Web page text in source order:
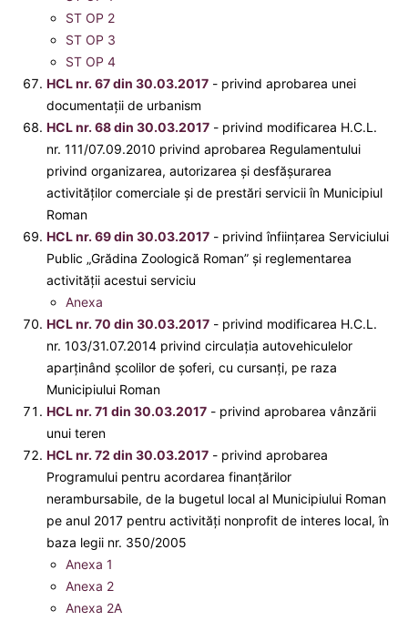
ST OP 2
ST OP 3
ST OP 4
HCL nr. 67 din 30.03.2017 - privind aprobarea unei
documentaţii de urbanism
HCL nr. 68 din 30.03.2017 - privind modificarea H.C.L.
nr. 111/07.09.2010 privind aprobarea Regulamentului
privind organizarea, autorizarea şi desfăşurarea
activităţilor comerciale şi de prestări servicii în Municipiul
Roman
HCL nr. 69 din 30.03.2017 - privind înfiinţarea Serviciului
Public „Grădina Zoologică Roman” şi reglementarea
activităţii acestui serviciu
Anexa
HCL nr. 70 din 30.03.2017 - privind modificarea H.C.L.
nr. 103/31.07.2014 privind circulaţia autovehiculelor
aparţinând şcolilor de şoferi, cu cursanţi, pe raza
Municipiului Roman
HCL nr. 71 din 30.03.2017 - privind aprobarea vânzării
unui teren
HCL nr. 72 din 30.03.2017 - privind aprobarea
Programului pentru acordarea finanţărilor
nerambursabile, de la bugetul local al Municipiului Roman
pe anul 2017 pentru activităţi nonprofit de interes local, în
baza legii nr. 350/2005
Anexa 1
Anexa 2
Anexa 2A